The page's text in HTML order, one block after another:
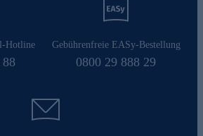
Hotline Gebührenfreie EASy-Bestellung
0800 29 888 29